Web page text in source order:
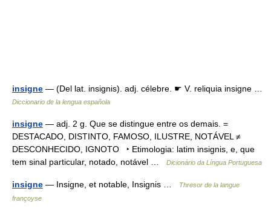
insigne — (Del lat. insignis). adj. célebre. ☛ V. reliquia insigne …
Diccionario de la lengua española
insigne — adj. 2 g. Que se distingue entre os demais. =
DESTACADO, DISTINTO, FAMOSO, ILUSTRE, NOTÁVEL ≠
DESCONHECIDO, IGNOTO ‣ Etimologia: latim insignis, e, que
tem sinal particular, notado, notável …
Dicionário da Língua Portuguesa
insigne — Insigne, et notable, Insignis …
Thresor de la langue
françoyse